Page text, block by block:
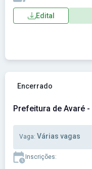
Edital
Ver concurso:
Encerrado
Prefeitura de Avaré
Vaga: Várias vagas
Inscrições: